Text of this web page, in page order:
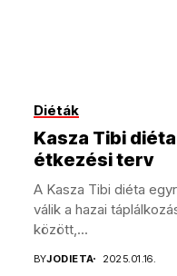
Diéták
Kasza Tibi
étkezési terv
A Kasza Tibi diéta
válik a hazai
között,...
BYJODIETA 2025.01.16.